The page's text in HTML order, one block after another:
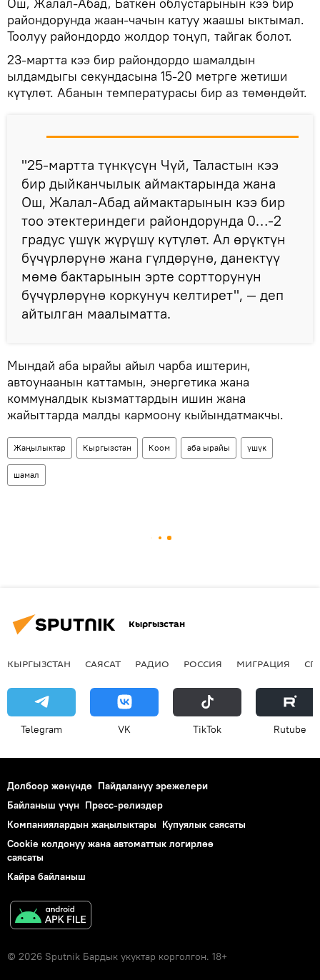
райондорунда жаан-чачын катуу жаашы ыктымал.
Тоолуу райондордо жолдор тоңуп, тайгак болот.
23-мартта кээ бир райондордо шамалдын
ылдамдыгы секундасына 15-20 метрге жетиши
күтүлөт. Абанын температурасы бир аз төмөндөйт.
"25-мартта түнкүсүн Чүй, Таластын кээ
бир дыйканчылык аймактарында жана
Ош, Жалал-Абад аймактарынын кээ бир
тоо этектериндеги райондорунда 0…-2
градус үшүк жүрүшү күтүлөт. Ал өрүктүн
бүчүрлөрүнө жана гүлдөрүнө, данектүү
мөмө бактарынын эрте сортторунун
бүчүрлөрүнө коркунуч келтирет", — деп
айтылган маалыматта.
Мындай аба ырайы айыл чарба иштерин,
автоунаанын каттамын, энергетика жана
коммуналдык кызматтардын ишин жана
жайыттарда малды кармоону кыйындатмакчы.
Жаңылыктар Кыргызстан Коом аба ырайы үшүк
шамал
Кыргызстан
КЫРГЫЗСТАН САЯСАТ РАДИО РОССИЯ МИГРАЦИЯ
Telegram VK ТikТоk Rutube
Долбоор жөнүндө Пайдалануу эрежелери
Байланыш үчүн Пресс-релиздер
Компаниялардын жаңылыктары Купуялык саясаты
Cookie колдонуу жана автоматтык логирлөө
саясаты
Кайра байланыш
© 2026 Sputnik Бардык укуктар корголгон. 18+